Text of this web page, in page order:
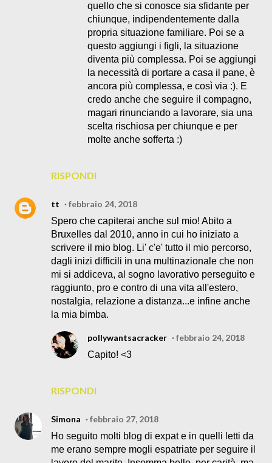
RISPONDI
quello che si conosce sia sfidante per
chiunque, indipendentemente dalla
propria situazione familiare. Poi se a
questo aggiungi i figli, la situazione
diventa più complessa. Poi se aggiungi
la necessità di portare a casa il pane, è
ancora più complessa, e così via :). E
credo anche che seguire il compagno,
magari rinunciando a lavorare, sia una
scelta rischiosa per chiunque e per
molte anche sofferta :)
tt
febbraio 24, 2018
Spero che capiterai anche sul mio! Abito a
Bruxelles dal 2010, anno in cui ho iniziato a
scrivere il mio blog. Li' c'e' tutto il mio percorso,
dagli inizi difficili in una multinazionale che non
mi si addiceva, al sogno lavorativo perseguito e
raggiunto, pro e contro di una vita all'estero,
nostalgia, relazione a distanza...e infine anche
la mia bimba.
RISPONDI
pollywantsacracker
febbraio 24, 2018
Capito! <3
Simona
febbraio 27, 2018
Ho seguito molti blog di expat e in quelli letti da
me erano sempre mogli espatriate per seguire il